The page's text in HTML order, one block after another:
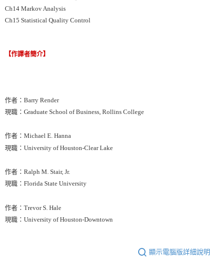
Ch14 Markov Analysis
Ch15 Statistical Quality Control
【作譯者簡介】
作者：Barry Render
現職：Graduate School of Business, Rollins College
作者：Michael E. Hanna
現職：University of Houston-Clear Lake
作者：Ralph M. Stair, Jr.
現職：Florida State University
作者：Trevor S. Hale
現職：University of Houston-Downtown
顯示電腦版詳細說明